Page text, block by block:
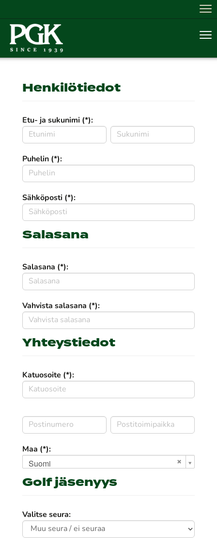
Henkilötiedot
Etu- ja sukunimi (*):
Puhelin (*):
Sähköposti (*):
Salasana
Salasana (*):
Vahvista salasana (*):
Yhteystiedot
Katuosoite (*):
Maa (*):
Suomi
Golf jäsenyys
Valitse seura: